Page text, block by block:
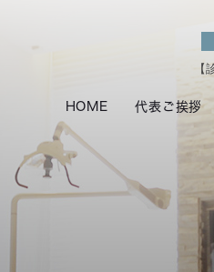
HOME 代表ご挨拶